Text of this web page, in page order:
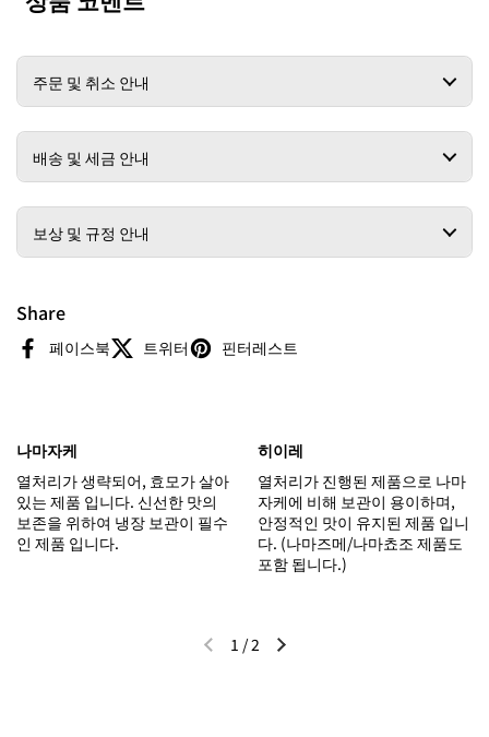
주문 및 취소 안내
배송 및 세금 안내
보상 및 규정 안내
Share
페이스북 트위터 핀터레스트
나마자케
열처리가 생략되어, 효모가 살아
있는 제품 입니다. 신선한 맛의
보존을 위하여 냉장 보관이 필수
인 제품 입니다.
히이레
열처리가 진행된 제품으로 나마
자케에 비해 보관이 용이하며,
안정적인 맛이 유지된 제품 입니
다. (나마즈메/나마쵸조 제품도
포함 됩니다.)
이전 슬라이드다음 슬라이드
1 /2